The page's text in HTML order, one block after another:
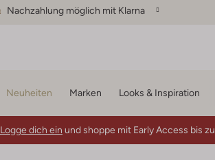
Nachzahlung möglich mit Klarna
Neuheiten Marken Looks & Inspiration
Logge dich ein und shoppe mit Early Access bis zu